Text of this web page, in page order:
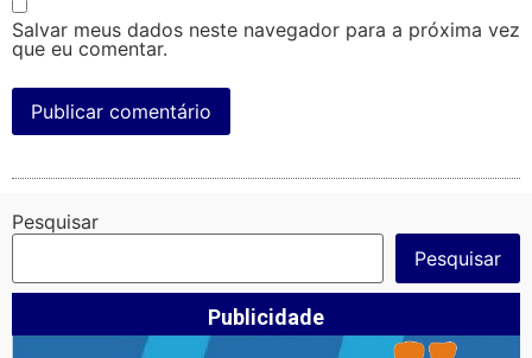
Salvar meus dados neste navegador para a próxima vez
que eu comentar.
Pesquisar
Pesquisar
Publicidade